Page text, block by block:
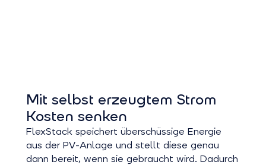
Mit selbst erzeugtem Strom
Kosten senken
FlexStack speichert überschüssige Energie
aus der PV-Anlage und stellt diese genau
dann bereit, wenn sie gebraucht wird. Dadurch